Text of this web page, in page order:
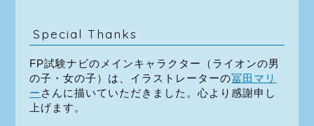
Special Thanks
FP試験ナビのメインキャラクター（ライオンの男
の子・女の子）は、イラストレーターの冨田マリ
ー さんに描いていただきました。心より感謝申し
上げます。